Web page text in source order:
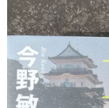
オススメ
サイドストーリー